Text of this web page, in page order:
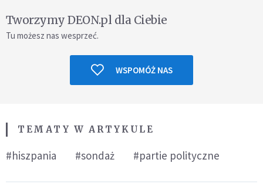
Tworzymy DEON.pl dla Ciebie
Tu możesz nas wesprzeć.
WSPOMÓŻ NAS
TEMATY W ARTYKULE
#hiszpania #sondaż #partie polityczne